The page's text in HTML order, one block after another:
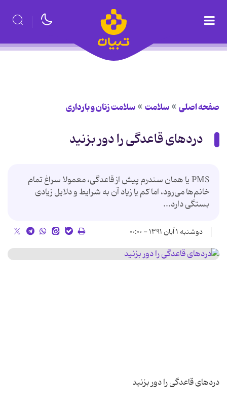
صفحه اصلی سلامت سلامت زنان و بارداری
دردهای قاعدگی را دور بزنید
PMS یا همان سندرم پیش از قاعدگی، معمولا سراغ تمام
خانم‌ها می‌رود، اما کم یا زیاد آن به شرایط و دلایل زیادی
بستگی دارد...
دوشنبه ۱ آبان ۱۳۹۱ - ۰۰:۰۰